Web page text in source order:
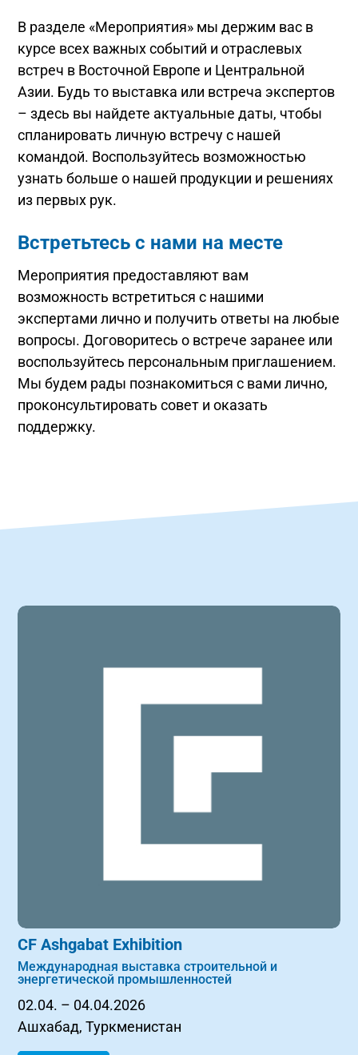
В разделе «Мероприятия» мы держим вас в
курсе всех важных событий и отраслевых
встреч в Восточной Европе и Центральной
Азии. Будь то выставка или встреча экспертов
– здесь вы найдете актуальные даты, чтобы
спланировать личную встречу с нашей
командой. Воспользуйтесь возможностью
узнать больше о нашей продукции и решениях
из первых рук.
Встретьтесь с нами на месте
Мероприятия предоставляют вам
возможность встретиться с нашими
экспертами лично и получить ответы на любые
вопросы. Договоритесь о встрече заранее или
воспользуйтесь персональным приглашением.
Мы будем рады познакомиться с вами лично,
проконсультировать совет и оказать
поддержку.
CF Ashgabat Exhibition
Международная выставка строительной и
энергетической промышленностей
02.04. – 04.04.2026
Ашхабад, Туркменистан